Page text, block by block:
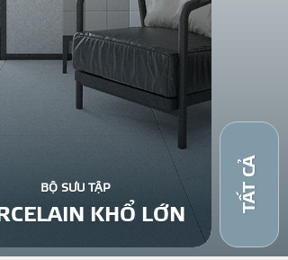
BỘ SƯU TẬP
KHỔ LỚN
TẤT CẢ